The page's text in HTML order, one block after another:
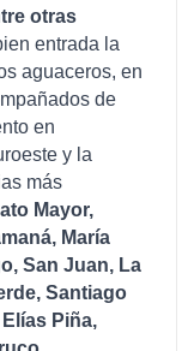
otras
entrada la
aguaceros, en
de
en
y la
más
Mayor,
María
San Juan, La
Santiago
Piña,